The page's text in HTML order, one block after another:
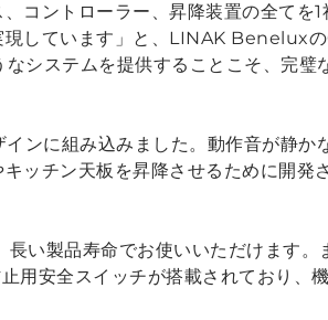
コントローラー、昇降装置の全てを
現しています」と、LINAK Benelux
システムを提供することこそ、完璧
インに組み込みました。動作音が静か
ッチン天板を昇降させるために開
い製品寿命でお使いいただけます
安全スイッチが搭載されており、